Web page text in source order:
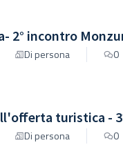
2° incontro
Di persona 0
turistica -
Di persona 0